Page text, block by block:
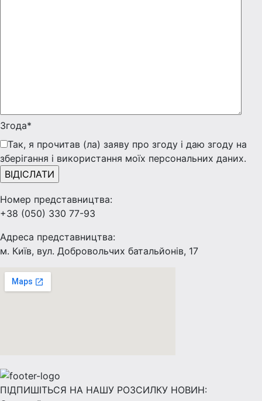
Згода*
Так, я прочитав (ла) заяву про згоду і даю згоду на
зберігання і використання моїх персональних даних.
Номер представництва:
+38 (050) 330 77-93
Адреса представництва:
м. Київ, вул. Добровольчих батальйонів, 17
ПІДПИШІТЬСЯ НА НАШУ РОЗСИЛКУ НОВИН: